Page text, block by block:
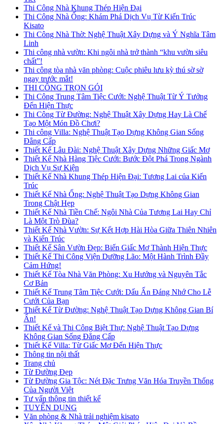
Thi Công Nhà Khung Thép Hiện Đại
Thi Công Nhà Ống: Khám Phá Dịch Vụ Từ Kiến Trúc
Kisato
Thi Công Nhà Thờ: Nghệ Thuật Xây Dựng và Ý Nghĩa Tâm
Linh
Thi công nhà vườn: Khi ngôi nhà trở thành “khu vườn siêu
chất”!
Thi công tòa nhà văn phòng: Cuộc phiêu lưu kỳ thú sờ sờ
ngay trước mắt!
THI CÔNG TRỌN GÓI
Thi Công Trung Tâm Tiệc Cưới: Nghệ Thuật Từ Ý Tưởng
Đến Hiện Thực
Thi Công Từ Đường: Nghệ Thuật Xây Dựng Hay Là Chế
Tạo Một Món Đồ Chơi?
Thi công Villa: Nghệ Thuật Tạo Dựng Không Gian Sống
Đẳng Cấp
Thiết Kế Lâu Đài: Nghệ Thuật Xây Dựng Những Giấc Mơ
Thiết Kế Nhà Hàng Tiệc Cưới: Bước Đột Phá Trong Ngành
Dịch Vụ Sự Kiện
Thiết Kế Nhà Khung Thép Hiện Đại: Tương Lai của Kiến
Trúc
Thiết Kế Nhà Ống: Nghệ Thuật Tạo Dựng Không Gian
Trong Chật Hẹp
Thiết Kế Nhà Tiền Chế: Ngôi Nhà Của Tương Lai Hay Chỉ
Là Một Trò Đùa?
Thiết Kế Nhà Vườn: Sự Kết Hợp Hài Hòa Giữa Thiên Nhiên
và Kiến Trúc
Thiết Kế Sân Vườn Đẹp: Biến Giấc Mơ Thành Hiện Thực
Thiết Kế Thi Công Viện Dưỡng Lão: Một Hành Trình Đầy
Cảm Hứng!
Thiết Kế Tòa Nhà Văn Phòng: Xu Hướng và Nguyên Tắc
Cơ Bản
Thiết Kế Trung Tâm Tiệc Cưới: Dấu Ấn Đáng Nhớ Cho Lễ
Cưới Của Bạn
Thiết Kế Từ Đường: Nghệ Thuật Tạo Dựng Không Gian Bí
Ẩn!
Thiết Kế và Thi Công Biệt Thự: Nghệ Thuật Tạo Dựng
Không Gian Sống Đẳng Cấp
Thiết Kế Villa: Từ Giấc Mơ Đến Hiện Thực
Thông tin nội thất
Trang chủ
Từ Đường Đẹp
Từ Đường Gia Tộc: Nét Đặc Trưng Văn Hóa Truyền Thống
Của Người Việt
Tư vấn thông tin thiết kế
TUYỂN DỤNG
Văn phòng & Nhà trải nghiệm kisato